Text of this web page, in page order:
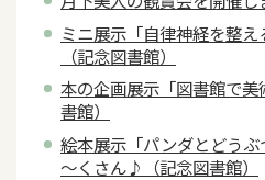
ミニ展示「自律神経を整
（記念図書館）
本の企画展示「図書館で
書館）
絵本展示「パンダとどう
～くさん♪（記念図書館）